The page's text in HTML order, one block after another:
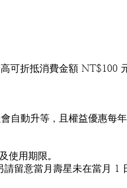
可折抵消費金額 NT$100 元
自動升等，且權益優惠每
使用期限。
留意當月壽星未在當月 1